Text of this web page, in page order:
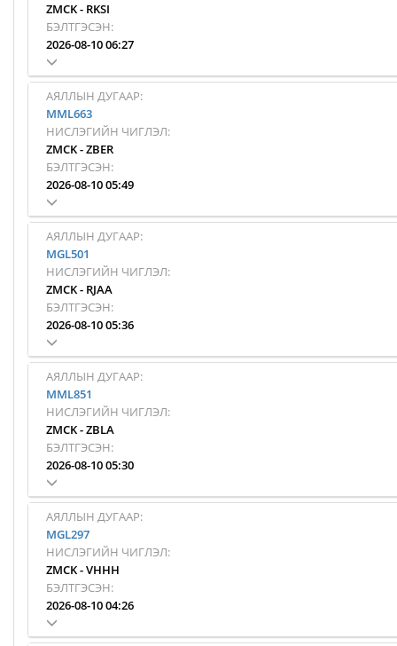
ZMCK- RKSI
БЭЛТГЭСЭН:
2026-08-10 06:27
АЯЛЛЫН ДУГААР:
MML663
НИСЛЭГИЙН ЧИГЛЭЛ:
ZMCK-ZBER
БЭЛТГЭСЭН:
2026-08-10 05:49
АЯЛЛЫН ДУГААР:
MGL501
НИСЛЭГИЙН ЧИГЛЭЛ:
ZMCK- RJAA
БЭЛТГЭСЭН:
2026-08-10 05:36
АЯЛЛЫН ДУГААР:
MML851
НИСЛЭГИЙН ЧИГЛЭЛ:
ZMCK-ZBLA
БЭЛТГЭСЭН:
2026-08-10 05:30
АЯЛЛЫН ДУГААР:
MGL297
НИСЛЭГИЙН ЧИГЛЭЛ:
ZMCK-VHHH
БЭЛТГЭСЭН:
2026-08-10 04:26